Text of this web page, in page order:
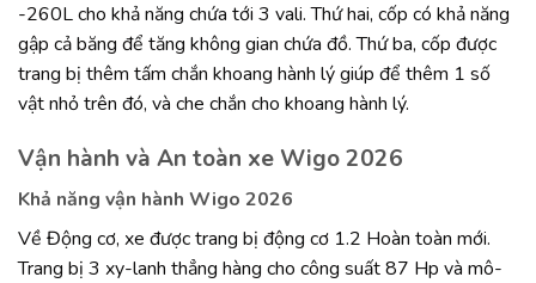
-260L cho khả năng chứa tới 3 vali. Thứ hai, cốp có khả năng
gập cả băng để tăng không gian chứa đồ. Thứ ba, cốp được
trang bị thêm tấm chắn khoang hành lý giúp để thêm 1 số
vật nhỏ trên đó, và che chắn cho khoang hành lý.
Vận hành và An toàn xe Wigo 2026
Khả năng vận hành Wigo 2026
Về Động cơ, xe được trang bị động cơ 1.2 Hoàn toàn mới.
Trang bị 3 xy-lanh thẳng hàng cho công suất 87 Hp và mô-